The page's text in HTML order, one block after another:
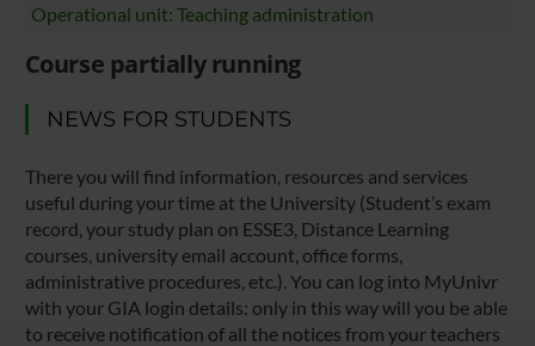
Operational unit: Teaching administration
Course partially running
NEWS FOR STUDENTS
There you will find information, resources and services
useful during your time at the University (Student’s exam
record, your study plan on ESSE3, Distance Learning
courses, university email account, office forms,
administrative procedures, etc.). You can log into MyUnivr
with your GIA login details: only in this way will you be able
to receive notification of all the notices from your teachers